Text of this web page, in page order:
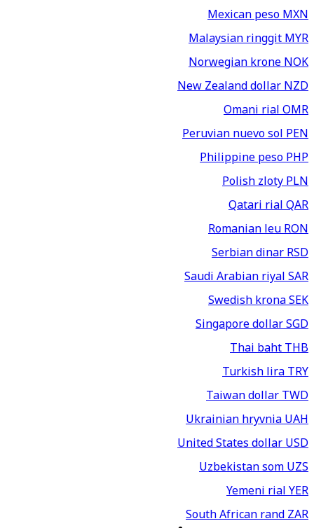
Mexican pesoMXN
Malaysian ringgitMYR
Norwegian kroneNOK
New Zealand dollarNZD
Omani rialOMR
Peruvian nuevo solPEN
Philippine pesoPHP
Polish zlotyPLN
Qatari rialQAR
Romanian leuRON
Serbian dinarRSD
Saudi Arabian riyalSAR
Swedish kronaSEK
Singapore dollarSGD
Thai bahtTHB
Turkish liraTRY
Taiwan dollarTWD
Ukrainian hryvniaUAH
United States dollarUSD
Uzbekistan somUZS
Yemeni rialYER
South African randZAR